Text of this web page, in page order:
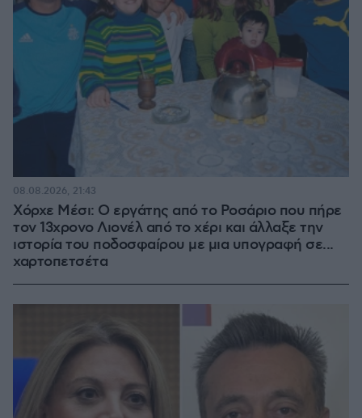
Χόρχε Μέσι: Ο εργάτης από το Ροσάριο που πήρε
τον 13χρονο Λιονέλ από το χέρι και άλλαξε την
ιστορία του ποδοσφαίρου με μια υπογραφή σε...
χαρτοπετσέτα
08.08.2026, 21:43